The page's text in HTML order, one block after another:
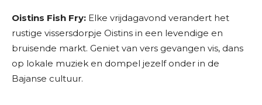
Oistins Fish Fry: Elke vrijdagavond verandert het
rustige vissersdorpje Oistins in een levendige en
bruisende markt. Geniet van vers gevangen vis, dans
op lokale muziek en dompel jezelf onder in de
Bajanse cultuur.